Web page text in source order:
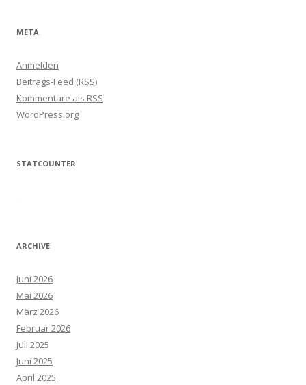
META
Anmelden
Beitrags-Feed (RSS)
Kommentare als RSS
WordPress.org
STATCOUNTER
ARCHIVE
Juni 2026
Mai 2026
März 2026
Februar 2026
Juli 2025
Juni 2025
April 2025